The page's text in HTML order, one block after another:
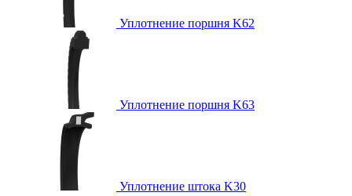
Уплотнение поршня K62
Уплотнение поршня K63
Уплотнение штока K30